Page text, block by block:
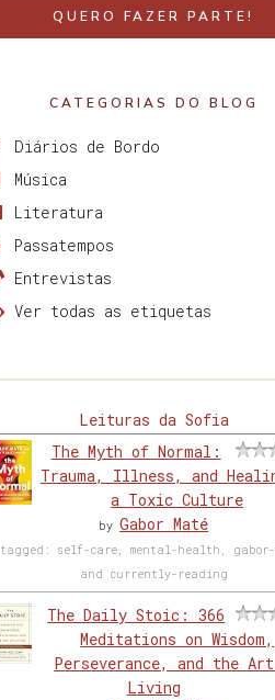
QUERO FAZER PARTE!
CATEGORIAS DO BLOG
Diários de Bordo
Música
Literatura
Passatempos
Entrevistas
Ver todas as etiquetas
Leituras da Sofia
The Myth of Normal:
Trauma, Illness, and
a Toxic Culture
byGabor Maté
tagged: self-care, mental-health, gabor-
and currently-reading
The Daily Stoic: 366
Meditations on Wisdom,
Perseverance, and the
Living